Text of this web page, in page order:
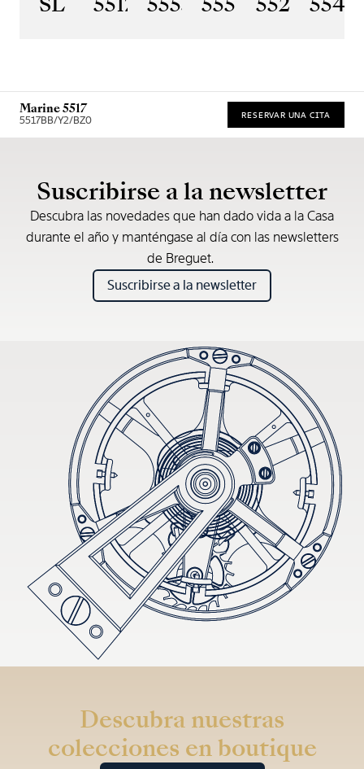
Marine 5517
5517BB/Y2/BZ0 RESERVAR UNA CITA
Suscribirse a la newsletter
Descubra las novedades que han dado vida a la Casa
durante el año y manténgase al día con las newsletters
de Breguet.
Suscribirse a la newsletter
Descubra nuestras
colecciones en boutique